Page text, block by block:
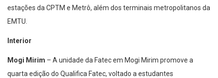
estações da CPTM e Metrô, além dos terminais metropolitanos da
EMTU.
Interior
Mogi Mirim – A unidade da Fatec em Mogi Mirim promove a
quarta edição do Qualifica Fatec, voltado a estudantes